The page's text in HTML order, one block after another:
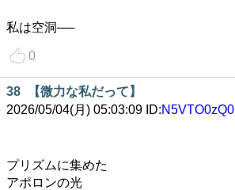
私は空洞──
0
38
【微力な私だって】
2026/05/04(月) 05:03:09 ID:N5VTO0zQ0
プリズムに集めた
アポロンの光